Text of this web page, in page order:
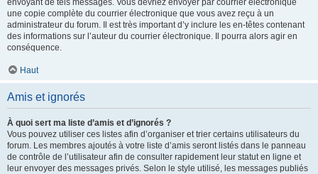
envoyant de tels messages. Vous devriez envoyer par courrier électronique
une copie complète du courrier électronique que vous avez reçu à un
administrateur du forum. Il est très important d’y inclure les en-têtes contenant
des informations sur l’auteur du courrier électronique. Il pourra alors agir en
conséquence.
Haut
Amis et ignorés
À quoi sert ma liste d’amis et d’ignorés ?
Vous pouvez utiliser ces listes afin d’organiser et trier certains utilisateurs du
forum. Les membres ajoutés à votre liste d’amis seront listés dans le panneau
de contrôle de l’utilisateur afin de consulter rapidement leur statut en ligne et
leur envoyer des messages privés. Selon le style utilisé, les messages publiés